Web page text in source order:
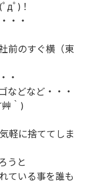
дﾟ)！
・・
前のすぐ横（東
・
などなど・・・
｀)
軽に捨ててしま
うと
ている事を誰も